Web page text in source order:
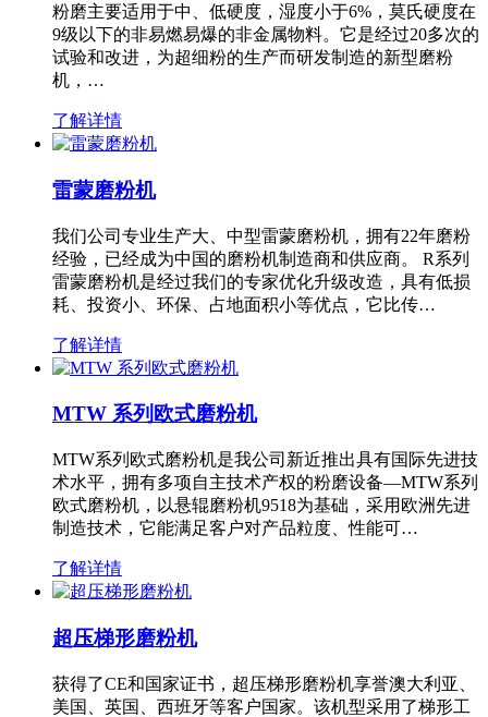
粉磨主要适用于中、低硬度，湿度小于6%，莫氏硬度在
9级以下的非易燃易爆的非金属物料。它是经过20多次的
试验和改进，为超细粉的生产而研发制造的新型磨粉
机，…
了解详情
雷蒙磨粉机
我们公司专业生产大、中型雷蒙磨粉机，拥有22年磨粉
经验，已经成为中国的磨粉机制造商和供应商。 R系列
雷蒙磨粉机是经过我们的专家优化升级改造，具有低损
耗、投资小、环保、占地面积小等优点，它比传…
了解详情
MTW 系列欧式磨粉机
MTW系列欧式磨粉机是我公司新近推出具有国际先进技
术水平，拥有多项自主技术产权的粉磨设备—MTW系列
欧式磨粉机，以悬辊磨粉机9518为基础，采用欧洲先进
制造技术，它能满足客户对产品粒度、性能可…
了解详情
超压梯形磨粉机
获得了CE和国家证书，超压梯形磨粉机享誉澳大利亚、
美国、英国、西班牙等客户国家。该机型采用了梯形工